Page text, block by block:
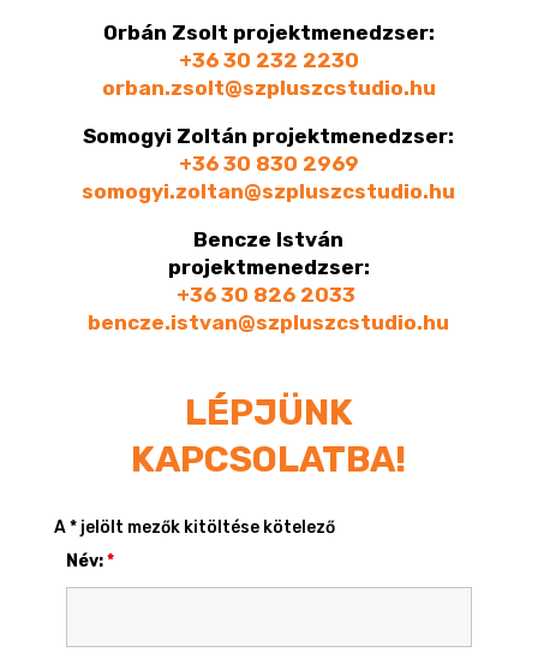
Orbán Zsolt projektmenedzser:
+36 30 232 2230
orban.zsolt@szpluszcstudio.hu
Somogyi Zoltán projektmenedzser:
+36 30 830 2969
somogyi.zoltan@szpluszcstudio.hu
Bencze István
projektmenedzser:
+36 30 826 2033
bencze.istvan@szpluszcstudio.hu
LÉPJÜNK
KAPCSOLATBA!
A * jelölt mezők kitöltése kötelező
Név:*